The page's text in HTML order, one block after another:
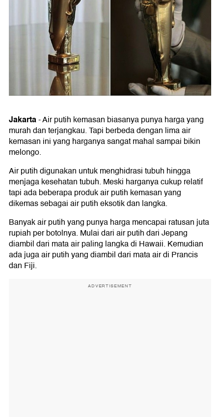
Jakarta-Air putih kemasan biasanya punya harga yang
murah dan terjangkau. Tapi berbeda dengan lima air
kemasan ini yang harganya sangat mahal sampai bikin
melongo.
Air putih digunakan untuk menghidrasi tubuh hingga
menjaga kesehatan tubuh. Meski harganya cukup relatif
tapi ada beberapa produk air putih kemasan yang
dikemas sebagai air putih eksotik dan langka.
Banyak air putih yang punya harga mencapai ratusan juta
rupiah per botolnya. Mulai dari air putih dari Jepang
diambil dari mata air paling langka di Hawaii. Kemudian
ada juga air putih yang diambil dari mata air di Prancis
dan Fiji.
ADVERTISEMENT